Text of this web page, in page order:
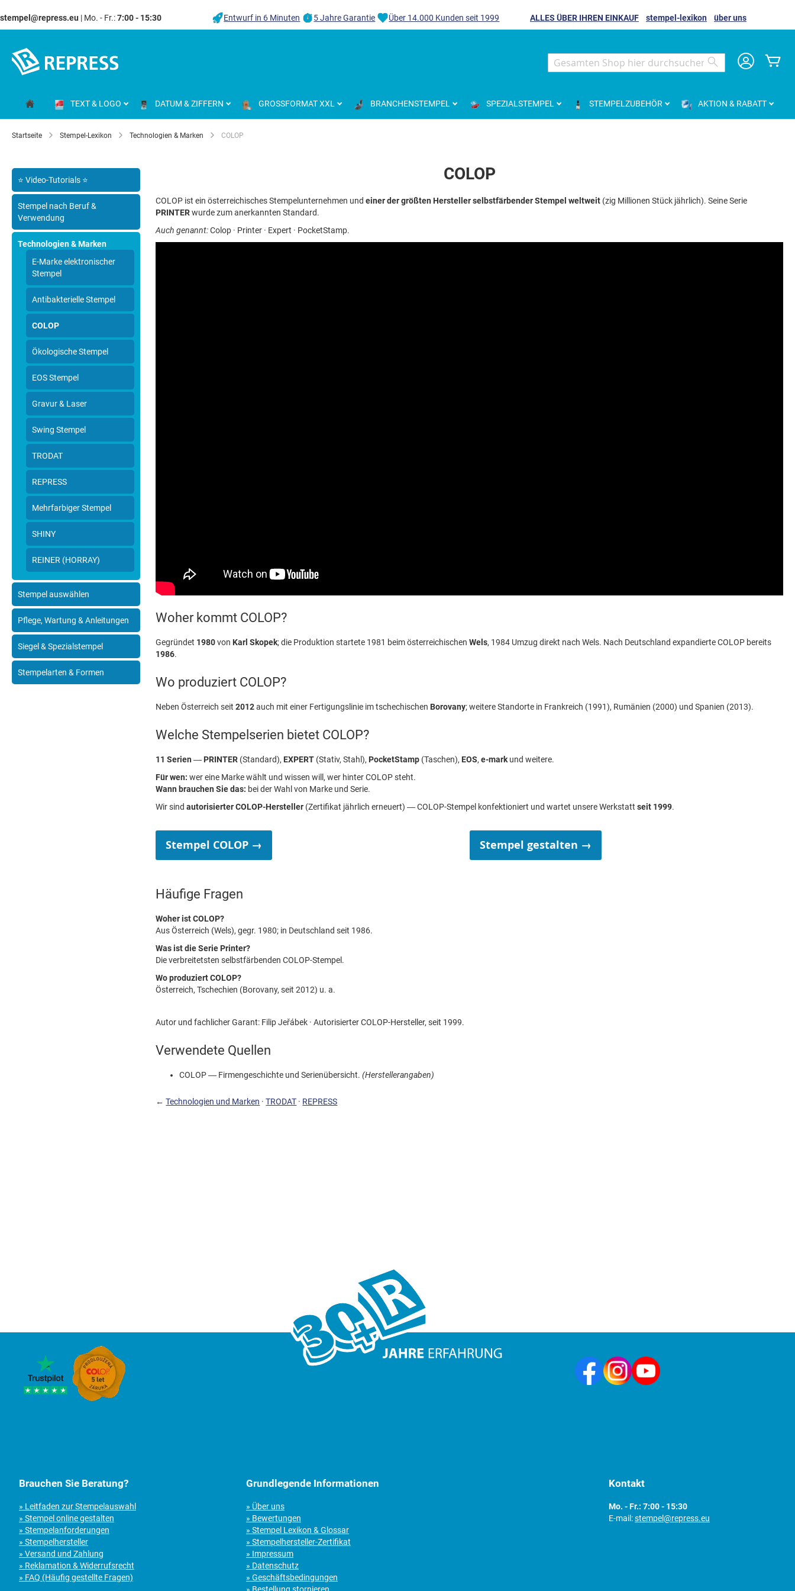
stempel@repress.eu | Mo. - Fr.:7:00 - 15:30 Entwurf in 6 Minuten 5 Jahre Garantie Über 14.000 Kunden seit 1999 ALLES ÜBER IHREN EINKAUF stempel-lexikon
über uns
springen
Search
TEXT & LOGO DATUM & ZIFFERN GROSSFORMAT XXL BRANCHENSTEMPEL SPEZIALSTEMPEL STEMPELZUBEHÖR AKTION & RABATT
Startseite Stempel-Lexikon Technologien & Marken COLOP
COLOP
COLOP ist ein österreichisches Stempelunternehmen undeiner der größten Hersteller selbstfärbender Stempel weltweit (zig Millionen Stück jährlich). Seine Serie
PRINTERwurde zum anerkannten Standard.
Auch genannt:Colop · Printer · Expert · PocketStamp.
Woher kommt COLOP?
Gegründet 1980von Karl Skopek; die Produktion startete 1981 beim österreichischenWels, 1984 Umzug direkt nach Wels. Nach Deutschland expandierte COLOP bereits
1986.
Wo produziert COLOP?
Neben Österreich seit2012auch mit einer Fertigungslinie im tschechischen Borovany; weitere Standorte in Frankreich (1991), Rumänien (2000) und Spanien (2013).
Welche Stempelserien bietet COLOP?
11 Serien — PRINTER (Standard), EXPERT (Stativ, Stahl), PocketStamp (Taschen), EOS,e-mark und weitere.
Für wen: wer eine Marke wählt und wissen will, wer hinter COLOP steht.
Wann brauchen Sie das: bei der Wahl von Marke und Serie.
Wir sindautorisierter COLOP-Hersteller (Zertifikat jährlich erneuert) — COLOP-Stempel konfektioniert und wartet unsere Werkstattseit 1999.
Stempel COLOP → Stempel gestalten →
Häufige Fragen
Woher ist COLOP?
Aus Österreich (Wels), gegr. 1980; in Deutschland seit 1986.
Was ist die Serie Printer?
Die verbreitetsten selbstfärbenden COLOP-Stempel.
Wo produziert COLOP?
Österreich, Tschechien (Borovany, seit 2012) u. a.
Autor und fachlicher Garant: Filip Jeřábek · Autorisierter COLOP-Hersteller, seit 1999.
Verwendete Quellen
COLOP — Firmengeschichte und Serienübersicht.(Herstellerangaben)
←Technologien und Marken ·TRODAT · REPRESS
⭐ Video-Tutorials ⭐
Stempel nach Beruf &
Verwendung
Technologien & Marken
E-Marke elektronischer
Stempel
Antibakterielle Stempel
COLOP
Ökologische Stempel
EOS Stempel
Gravur & Laser
Swing Stempel
TRODAT
REPRESS
Mehrfarbiger Stempel
SHINY
REINER (HORRAY)
Stempel auswählen
Pflege, Wartung & Anleitungen
Siegel & Spezialstempel
Stempelarten & Formen
Brauchen Sie Beratung?
» Leitfaden zur Stempelauswahl
» Stempel online gestalten
» Stempelanforderungen
» Stempelhersteller
» Versand und Zahlung
» Reklamation & Widerrufsrecht
» FAQ (Häufig gestellte Fragen)
Grundlegende Informationen
» Über uns
» Bewertungen
» Stempel Lexikon & Glossar
» Stempelhersteller-Zertifikat
» Impressum
» Datenschutz
» Geschäftsbedingungen
Kontakt
Mo. - Fr.: 7:00 - 15:30
E-mail:stempel@repress.eu